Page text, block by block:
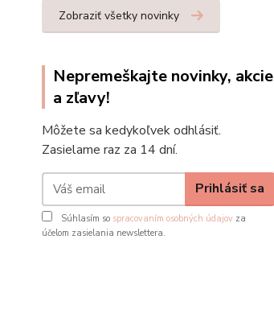
Zobraziť všetky novinky
Nepremeškajte novinky, akcie
a zľavy!
Môžete sa kedykoľvek odhlásiť.
Zasielame raz za 14 dní.
Prihlásiť sa
Súhlasím so spracovaním osobných údajov za
účelom zasielania newslettera.